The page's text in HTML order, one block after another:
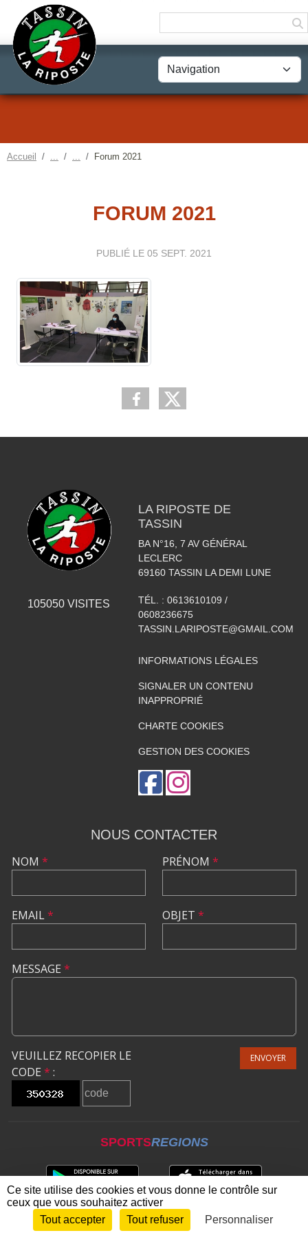
Accueil Forum 2021
FORUM 2021
PUBLIÉ LE 05 SEPT. 2021
105050 VISITES
LA RIPOSTE DE
TASSIN
BA N°16, 7 AV GÉNÉRAL
LECLERC
69160 TASSIN LA DEMI LUNE
TÉL. : 0613610109 /
0608236675
TASSIN.LARIPOSTE@GMAIL.COM
INFORMATIONS LÉGALES
SIGNALER UN CONTENU
INAPPROPRIÉ
CHARTE COOKIES
GESTION DES COOKIES
NOUS CONTACTER
NOM *
EMAIL*
PRÉNOM *
OBJET *
MESSAGE *
VEUILLEZ RECOPIER LE
CODE * :
ENVOYER
SPORTSREGIONS
Envie de participer ? CONNEXION
Panneau de gestion des cookies
Ce site utilise des cookies et vous donne le contrôle sur
ceux que vous souhaitez activer
Tout accepter
Tout refuser Personnaliser